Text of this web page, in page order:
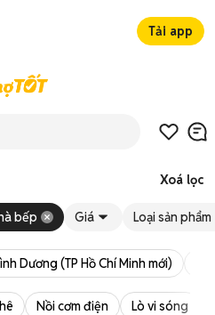
Tải app
Xoá lọc
bếp Giá Loại sản phẩm
Dương (TP Hồ Chí Minh mới)
Nồi cơm điện Lò vi sóng